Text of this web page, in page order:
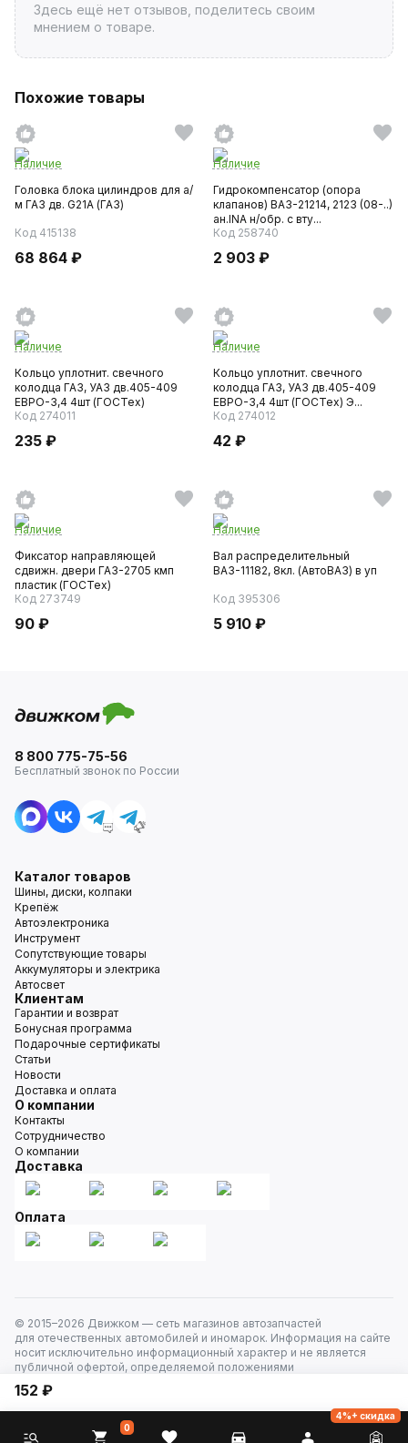
Здесь ещё нет отзывов, поделитесь своим
мнением о товаре.
Похожие товары
Наличие
Головка блока цилиндров для а/
м ГАЗ дв. G21A (ГАЗ)
Код 415138
68 864 ₽
Наличие
Гидрокомпенсатор (опора
клапанов) ВАЗ-21214, 2123 (08-..)
ан.INA н/обр. с вту...
Код 258740
2 903 ₽
Наличие
Кольцо уплотнит. свечного
колодца ГАЗ, УАЗ дв.405-409
ЕВРО-3,4 4шт (ГОСТех)
Код 274011
235 ₽
Наличие
Кольцо уплотнит. свечного
колодца ГАЗ, УАЗ дв.405-409
ЕВРО-3,4 4шт (ГОСТех) Э...
Код 274012
42 ₽
Наличие
Фиксатор направляющей
сдвижн. двери ГАЗ-2705 кмп
пластик (ГОСТех)
Код 273749
90 ₽
Наличие
Вал распределительный
ВАЗ-11182, 8кл. (АвтоВАЗ) в уп
Код 395306
5 910 ₽
152 ₽
8 800 775-75-56
Бесплатный звонок по России
Каталог товаров
Шины, диски, колпаки
Крепёж
Автоэлектроника
Инструмент
Сопутствующие товары
Аккумуляторы и электрика
Автосвет
Клиентам
Гарантии и возврат
Бонусная программа
Подарочные сертификаты
Статьи
Новости
Доставка и оплата
О компании
Контакты
Сотрудничество
О компании
Доставка
Оплата
© 2015–2026 Движком — сеть магазинов автозапчастей
для отечественных автомобилей и иномарок. Информация на сайте
носит исключительно информационный характер и не является
публичной офертой, определяемой положениями
0
4%+ скидка